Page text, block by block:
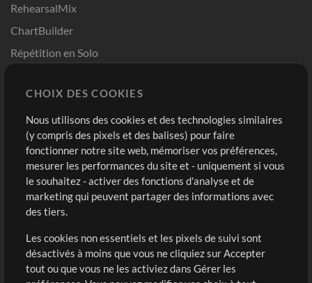
RehearsalMix
ChartBuilder
Répétition en Solo
Modèles ProPresenter
Sons
Boutique
Acheter des crédits
Contenu gratuit
Demander les pistes
Extras
Sessions
Compte
Connexion
S'inscrire
CHOIX DES COOKIES
Nous utilisons des cookies et des technologies similaires
(y compris des pixels et des balises) pour faire
fonctionner notre site web, mémoriser vos préférences,
mesurer les performances du site et - uniquement si vous
le souhaitez - activer des fonctions d'analyse et de
marketing qui peuvent partager des informations avec
des tiers.
Les cookies non essentiels et les pixels de suivi sont
désactivés à moins que vous ne cliquiez sur Accepter
tout ou que vous ne les activiez dans Gérer les